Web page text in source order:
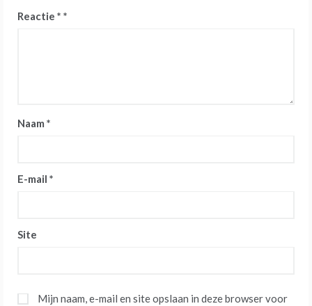
Reactie *
Naam *
E-mail *
Site
Mijn naam, e-mail en site opslaan in deze browser voor